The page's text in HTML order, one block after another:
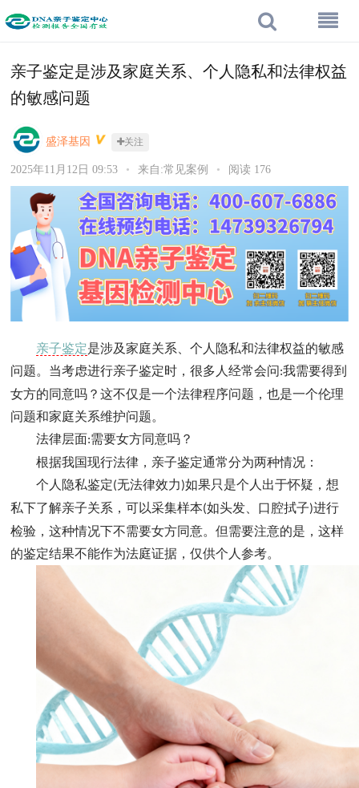
亲子鉴定是涉及家庭关系、个人隐私和法律权益
的敏感问题
盛泽基因 关注
2025年11月12日 09:53 • 来自:常见案例 • 阅读 176
亲子鉴定是涉及家庭关系、个人隐私和法律权益的敏感
问题。当考虑进行亲子鉴定时，很多人经常会问:我需要得到
女方的同意吗？这不仅是一个法律程序问题，也是一个伦理
问题和家庭关系维护问题。
法律层面:需要女方同意吗？
根据我国现行法律，亲子鉴定通常分为两种情况：
个人隐私鉴定(无法律效力)如果只是个人出于怀疑，想
私下了解亲子关系，可以采集样本(如头发、口腔拭子)进行
检验，这种情况下不需要女方同意。但需要注意的是，这样
的鉴定结果不能作为法庭证据，仅供个人参考。